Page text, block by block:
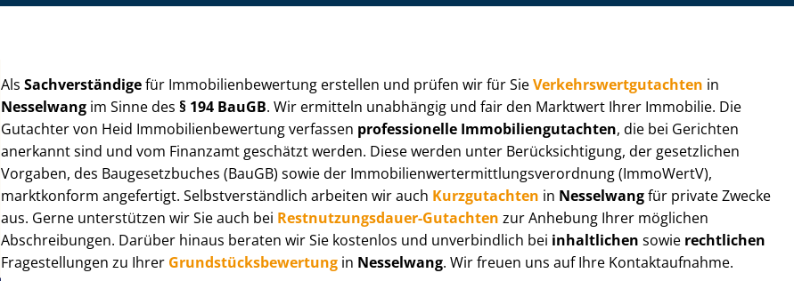
AlsSachverständigefür Im­mo­bi­li­en­be­wer­tung erstellen und prüfen wir für SieVer­kehrs­wert­gut­ach­ten in
Nesselwang im Sinne des§ 194 BauGB. Wir ermitteln unabhängig und fair den Marktwert Ihrer Immobilie. Die
Gutachter von Heid Im­mo­bi­li­en­be­wer­tung verfassen professionelle Im­mo­bi­li­en­gut­ach­ten, die bei Gerichten
anerkannt sind und vom Finanzamt geschätzt werden. Diese werden unter Be­rück­sich­ti­gung, der gesetzlichen
Vorgaben, des Baugesetzbuches (BauGB) sowie der Im­mo­bi­li­en­wert­ermitt­lungs­ver­ord­nung (ImmoWertV),
marktkonform angefertigt. Selbst­ver­ständ­lich arbeiten wir auch Kurzgutachten in Nesselwangfür private Zwecke
aus. Gerne unterstützen wir Sie auch bei Rest­nut­zungs­dau­er-Gutachten zur Anhebung Ihrer möglichen
Abschreibungen. Darüber hinaus beraten wir Sie kostenlos und unverbindlich bei inhaltlichen sowie rechtlichen
Fragestellungen zu Ihrer Grund­stücks­be­wer­tung in Nesselwang. Wir freuen uns auf Ihre Kontaktaufnahme.